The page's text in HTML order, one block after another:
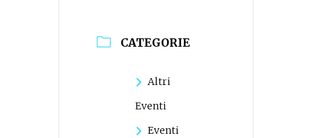
CATEGORIE
Altri
Eventi
Eventi